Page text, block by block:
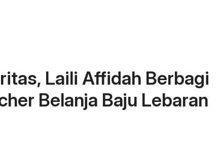
Laili Affidah Berbagi
Belanja Baju Lebaran